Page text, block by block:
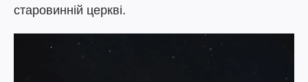
старовинній церкві.